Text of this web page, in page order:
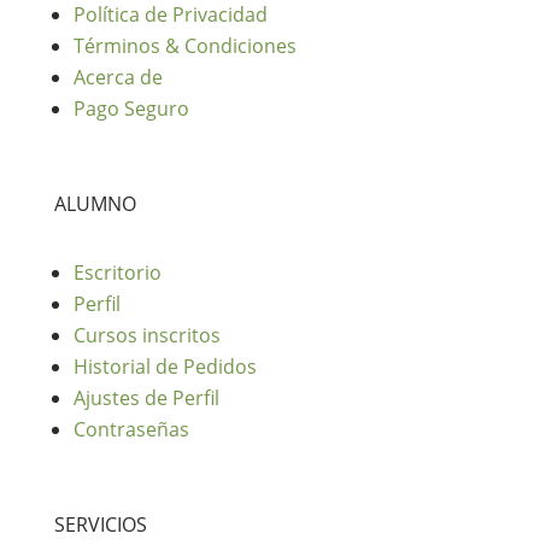
Política de Privacidad
Términos & Condiciones
Acerca de
Pago Seguro
ALUMNO
Escritorio
Perfil
Cursos inscritos
Historial de Pedidos
Ajustes de Perfil
Contraseñas
SERVICIOS